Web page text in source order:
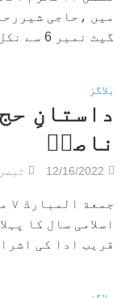
میں ،حاجی
گیٹ نمبر 6 سے نکل کر کھجور مارکیٹ...
بلاگز
ناصرؔ
12/16/2022
اسلامی سال کا
قریب ادا کی